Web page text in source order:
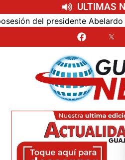
ULTIMAS
del presidente Abelardo De